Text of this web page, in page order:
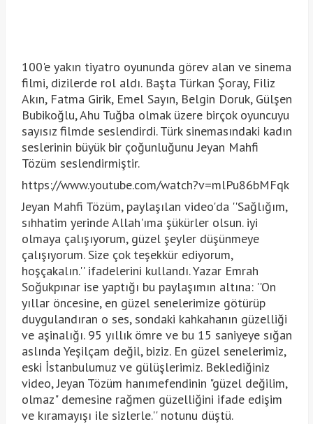
100'e yakın tiyatro oyununda görev alan ve sinema
filmi, dizilerde rol aldı. Başta Türkan Şoray, Filiz
Akın, Fatma Girik, Emel Sayın, Belgin Doruk, Gülşen
Bubikoğlu, Ahu Tuğba olmak üzere birçok oyuncuyu
sayısız filmde seslendirdi. Türk sinemasındaki kadın
seslerinin büyük bir çoğunluğunu Jeyan Mahfi
Tözüm seslendirmiştir.
https://www.youtube.com/watch?v=mlPu86bMFqk
Jeyan Mahfi Tözüm, paylaşılan video'da ''Sağlığım,
sıhhatim yerinde Allah'ıma şükürler olsun. iyi
olmaya çalışıyorum, güzel şeyler düşünmeye
çalışıyorum. Size çok teşekkür ediyorum,
hoşçakalın.'' ifadelerini kullandı. Yazar Emrah
Soğukpınar ise yaptığı bu paylaşımın altına: ''On
yıllar öncesine, en güzel senelerimize götürüp
duygulandıran o ses, sondaki kahkahanın güzelliği
ve aşinalığı. 95 yıllık ömre ve bu 15 saniyeye sığan
aslında Yeşilçam değil, biziz. En güzel senelerimiz,
eski İstanbulumuz ve gülüşlerimiz. Beklediğiniz
video, Jeyan Tözüm hanımefendinin "güzel değilim,
olmaz" demesine rağmen güzelliğini ifade edişim
ve kıramayışı ile sizlerle.'' notunu düştü.